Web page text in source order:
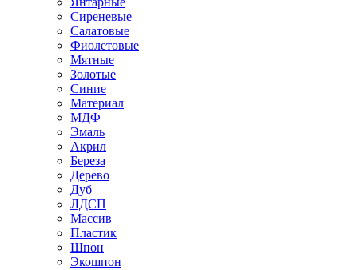
Сиреневые
Салатовые
Фиолетовые
Мятные
Золотые
Синие
Материал
МДФ
Эмаль
Акрил
Береза
Дерево
Дуб
ЛДСП
Массив
Пластик
Шпон
Экошпон